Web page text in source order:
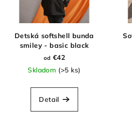
Detská softshell bunda
smiley - basic black
od €42
Skladom (>5 ks)
Detail